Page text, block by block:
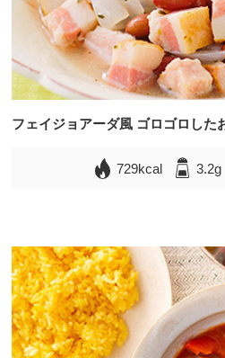
フェイジョアーダ風 ゴロゴロした
729kcal 3.2g